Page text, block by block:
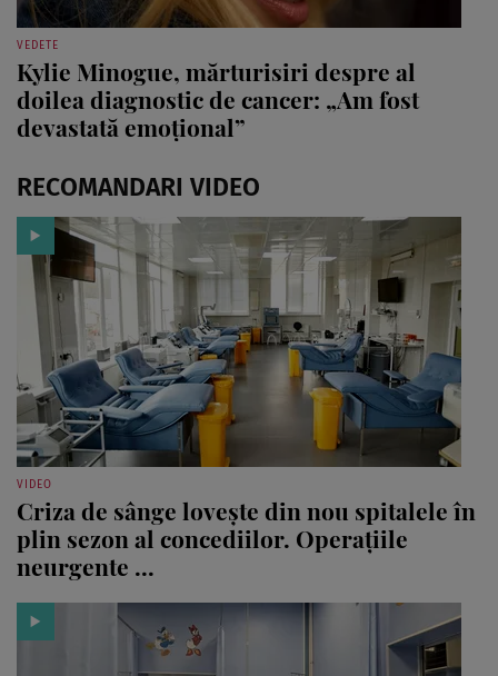
VEDETE
Kylie Minogue, mărturisiri despre al
doilea diagnostic de cancer: „Am fost
devastată emoțional”
RECOMANDARI VIDEO
VIDEO
Criza de sânge lovește din nou spitalele în
plin sezon al concediilor. Operațiile
neurgente ...